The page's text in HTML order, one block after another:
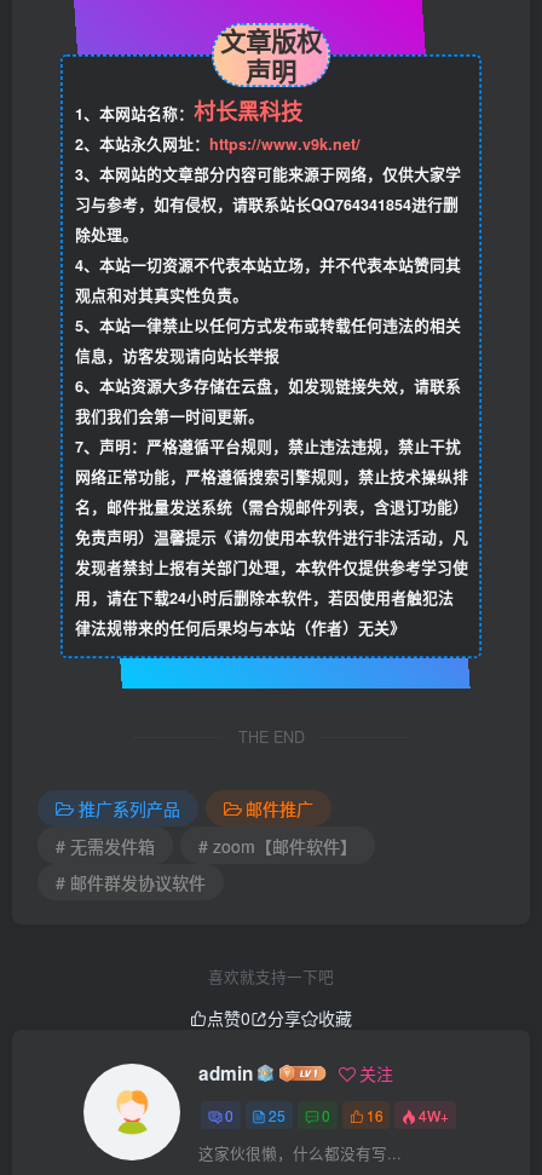
文章版权
声明
1、本网站名称： 村长黑科技
2、本站永久网址： https://www.v9k.net/
3、本网站的文章部分内容可能来源于网络，仅供大家学
习与参考，如有侵权，请联系站长QQ764341854进行删
除处理。
4、本站一切资源不代表本站立场，并不代表本站赞同其
观点和对其真实性负责。
5、本站一律禁止以任何方式发布或转载任何违法的相关
信息，访客发现请向站长举报
6、本站资源大多存储在云盘，如发现链接失效，请联系
我们我们会第一时间更新。
7、声明：严格遵循平台规则，禁止违法违规，禁止干扰
网络正常功能，严格遵循搜索引擎规则，禁止技术操纵排
名，邮件批量发送系统（需合规邮件列表，含退订功能）
免责声明）温馨提示《请勿使用本软件进行非法活动，凡
发现者禁封上报有关部门处理，本软件仅提供参考学习使
用，请在下载24小时后删除本软件，若因使用者触犯法
律法规带来的任何后果均与本站（作者）无关》
THE END
推广系列产品
邮件推广
# 无需发件箱
# zoom【邮件软件】
# 邮件群发协议软件
喜欢就支持一下吧
点赞0 分享 收藏
admin 关注
0 25 0 16 4W+
这家伙很懒，什么都没有写...